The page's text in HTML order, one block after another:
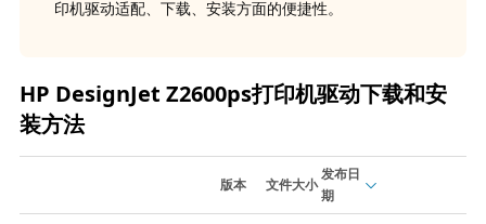
印机驱动适配、下载、安装方面的便捷性。
HP DesignJet Z2600ps打印机驱动下载和安
装方法
版本 文件大小
发布日
期